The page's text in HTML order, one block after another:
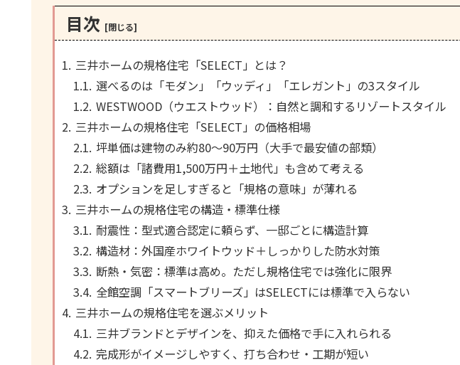
目次
三井ホームの規格住宅「SELECT」とは？
選べるのは「モダン」「ウッディ」「エレガント」の3スタイル
WESTWOOD（ウエストウッド）：自然と調和するリゾートスタイル
三井ホームの規格住宅「SELECT」の価格相場
坪単価は建物のみ約80〜90万円（大手で最安値の部類）
総額は「諸費用1,500万円＋土地代」も含めて考える
オプションを足しすぎると「規格の意味」が薄れる
三井ホームの規格住宅の構造・標準仕様
耐震性：型式適合認定に頼らず、一邸ごとに構造計算
構造材：外国産ホワイトウッド＋しっかりした防水対策
断熱・気密：標準は高め。ただし規格住宅では強化に限界
全館空調「スマートブリーズ」はSELECTには標準で入らない
三井ホームの規格住宅を選ぶメリット
三井ブランドとデザインを、抑えた価格で手に入れられる
完成形がイメージしやすく、打ち合わせ・工期が短い